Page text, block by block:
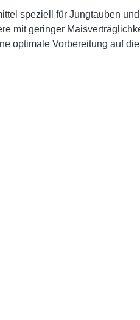
speziell für Jungtauben
mit geringer
optimale Vorbereitung auf